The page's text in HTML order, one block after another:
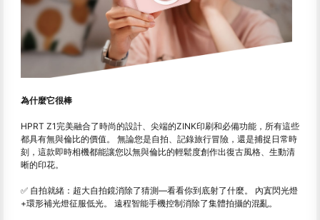
為什麼它很棒
HPRT Z1完美融合了時尚的設計、尖端的ZINK印刷和必備功能，所有這些
都具有無與倫比的價值。 無論您是自拍、記錄旅行冒險，還是捕捉日常時
刻，這款即時相機都能讓您以無與倫比的輕鬆度創作出復古風格、生動清
晰的印花。
✅ 自拍就緒：超大自拍鏡消除了猜測—看看你到底射了什麼。 內寘閃光燈
+環形補光燈征服低光。 遠程智能手機控制消除了集體拍攝的混亂。